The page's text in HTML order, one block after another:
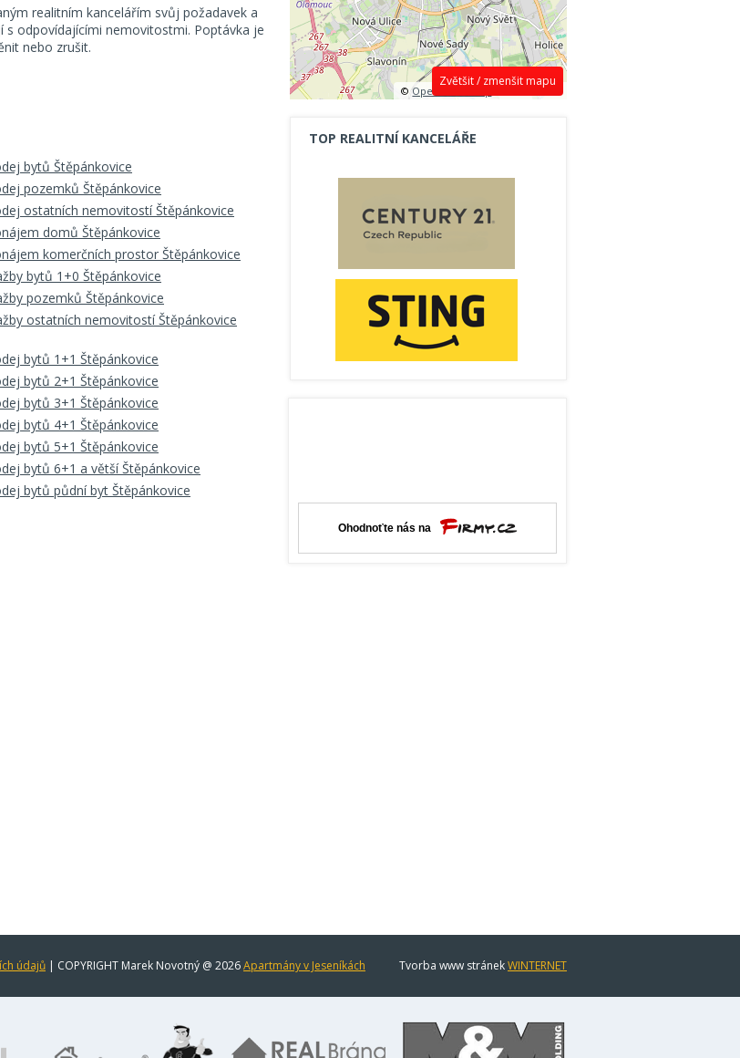
realitním kancelářím svůj požadavek a
odpovídajícími nemovitostmi. Poptávka je
nebo zrušit.
bytů Štěpánkovice
pozemků Štěpánkovice
ostatních nemovitostí Štěpánkovice
domů Štěpánkovice
komerčních prostor Štěpánkovice
bytů 1+0 Štěpánkovice
pozemků Štěpánkovice
ostatních nemovitostí Štěpánkovice
bytů 1+1 Štěpánkovice
bytů 2+1 Štěpánkovice
bytů 3+1 Štěpánkovice
bytů 4+1 Štěpánkovice
bytů 5+1 Štěpánkovice
bytů 6+1 a větší Štěpánkovice
bytů půdní byt Štěpánkovice
Zvětšit / zmenšit mapu
©OpenStreetMap contributors.
TOP REALITNÍ KANCELÁŘE
údajů | COPYRIGHT Marek Novotný @ 2026Apartmány v Jeseníkách Tvorba www stránekWINTERNET